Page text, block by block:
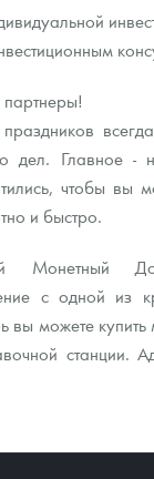
дел. Главное -
чтобы вы
и быстро.
Монетный
с одной из
вы можете
станции.